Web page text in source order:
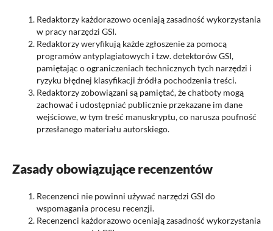
Redaktorzy każdorazowo oceniają zasadność wykorzystania
w pracy narzędzi GSI.
Redaktorzy weryfikują każde zgłoszenie za pomocą
programów antyplagiatowych i tzw. detektorów GSI,
pamiętając o ograniczeniach technicznych tych narzędzi i
ryzyku błędnej klasyfikacji źródła pochodzenia treści.
Redaktorzy zobowiązani są pamiętać, że chatboty mogą
zachować i udostępniać publicznie przekazane im dane
wejściowe, w tym treść manuskryptu, co narusza poufność
przesłanego materiału autorskiego.
Zasady obowiązujące recenzentów
Recenzenci nie powinni używać narzędzi GSI do
wspomagania procesu recenzji.
Recenzenci każdorazowo oceniają zasadność wykorzystania